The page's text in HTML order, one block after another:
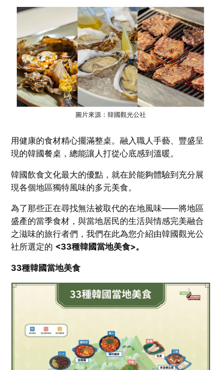
圖片來源：韓國觀光公社
用健康的食材精心擺滿整桌。融入職人手藝、豐盛呈
現的韓國餐桌，總能讓人打從心底感到溫暖。
韓國飲食文化最大的優點，就在於能夠體驗到充分展
現各個地區獨特風味的多元美食。
為了那些正在尋找無法被取代的在地風味——將地區
盛產的當季食材，與當地居民的生活與情感完美融合
之滋味的旅行者們，我們在此為您介紹由韓國觀光公
社所選定的 <33種韓國當地美食>。
33種韓國當地美食